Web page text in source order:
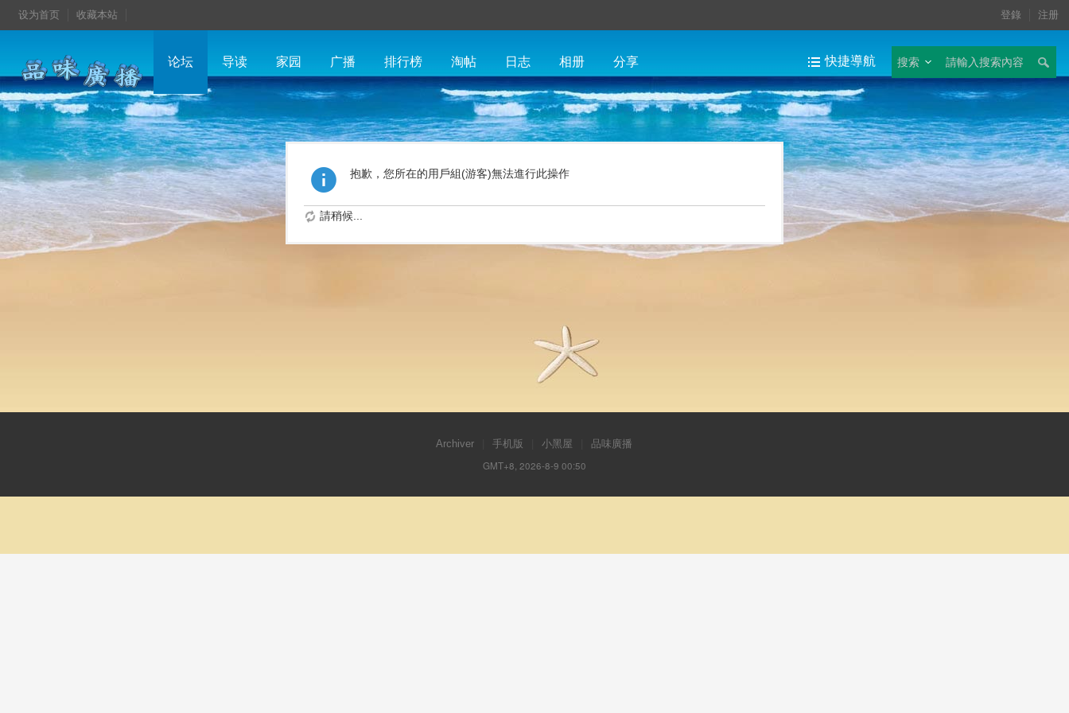
设为首页 收藏本站 登錄 注册
论坛 导读 家园 广播 排行榜 淘帖 日志 相册 分享 搜索
快捷導航
抱歉，您所在的用戶組(游客)無法進行此操作
請稍候...
Archiver 手机版 小黑屋 品味廣播
GMT+8, 2026-8-9 00:50